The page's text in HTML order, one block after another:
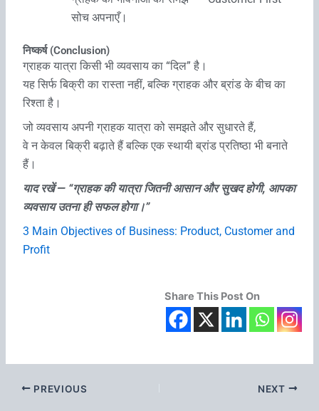
सोच अपनाएँ।
निष्कर्ष (Conclusion)
ग्राहक यात्रा किसी भी व्यवसाय का “दिल” है।
यह सिर्फ बिक्री का रास्ता नहीं, बल्कि ग्राहक और ब्रांड के बीच का
रिश्ता है।
जो व्यवसाय अपनी ग्राहक यात्रा को समझते और सुधारते हैं,
वे न केवल बिक्री बढ़ाते हैं बल्कि एक स्थायी ब्रांड प्रतिष्ठा भी बनाते
हैं।
याद रखें — “ग्राहक की यात्रा जितनी आसान और सुखद होगी, आपका
व्यवसाय उतना ही सफल होगा।”
3 Main Objectives of Business: Product, Customer and
Profit
Share This Post On
PREVIOUS NEXT